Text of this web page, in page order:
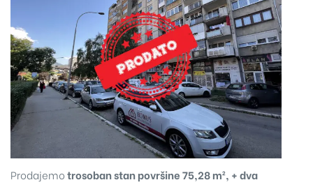
Prodajemotrosoban stan površine 75,28 m², + dva